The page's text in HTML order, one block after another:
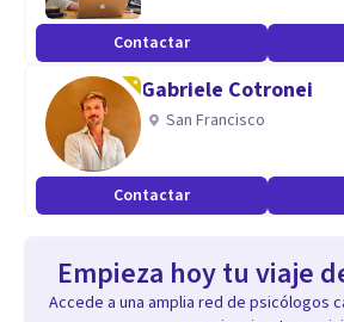
Contactar
Gabriele Cotronei
San Francisco
Contactar
Empieza hoy tu viaje
Accede a una amplia red de psicólogos